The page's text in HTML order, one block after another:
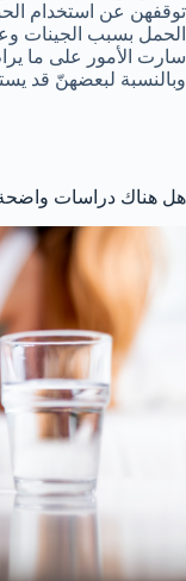
توقفهن عن استخدام
الحمل بسبب الجينات
وبالنسبة لبعضهنّ قد
هل هناك دراسات واضحة